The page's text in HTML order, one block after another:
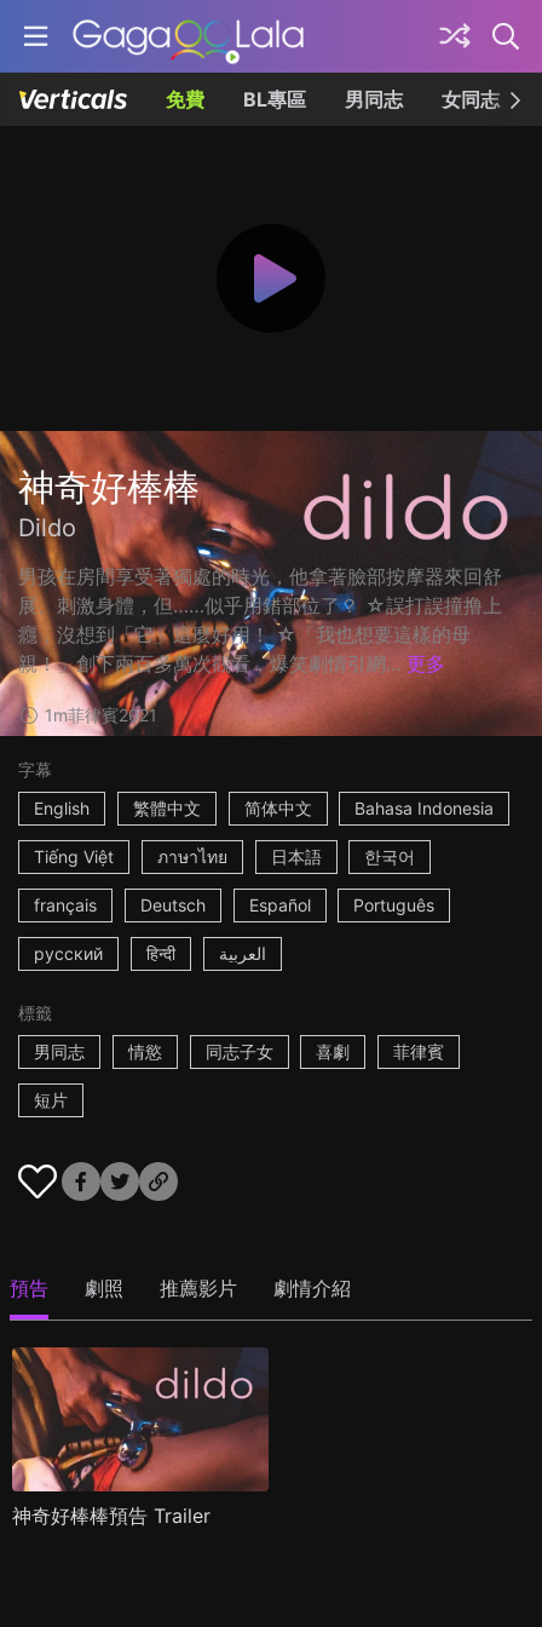
免費 BL專區 男同志 女同志
神奇好棒棒
Dildo
男孩在房間享受著獨處的時光，他拿著臉部按摩器來回舒
展、刺激身體，但……似乎用錯部位了？ ☆誤打誤撞撸上
癮，沒想到「它」這麼好用！ ☆「我也想要這樣的母
親！」創下兩百多萬次觀看，爆笑劇情引網... 更多
1m菲律賓2021
字幕
English
繁體中文 简体中文 Bahasa Indonesia
Tiếng Việt ภาษาไทย 日本語 한국어
français Deutsch Español Português
русский हिन्दी العربية
標籤
男同志
情慾 同志子女 喜劇 菲律賓
短片
預告 劇照 推薦影片 劇情介紹
神奇好棒棒預告 Trailer